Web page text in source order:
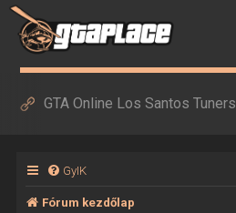
GTA Online Los Santos Tuners
GyIK
Fórum kezdőlap